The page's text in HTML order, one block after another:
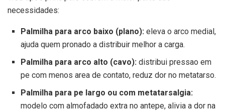
necessidades:
Palmilha para arco baixo (plano):eleva o arco medial,
ajuda quem pronado a distribuir melhor a carga.
Palmilha para arco alto (cavo):distribui pressao em
pe com menos area de contato, reduz dor no metatarso.
Palmilha para pe largo ou com metatarsalgia:
modelo com almofadado extra no antepe, alivia a dor na